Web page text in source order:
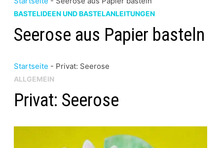
BASTELIDEEN UND BASTELANLEITUNGEN
Seerose aus Papier basteln
Startseite - Privat: Seerose
ALLGEMEIN
Privat: Seerose